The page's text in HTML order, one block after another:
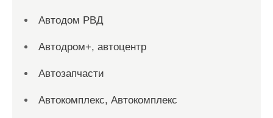
Автодом РВД
Автодром+, автоцентр
Автозапчасти
Автокомплекс, Автокомплекс